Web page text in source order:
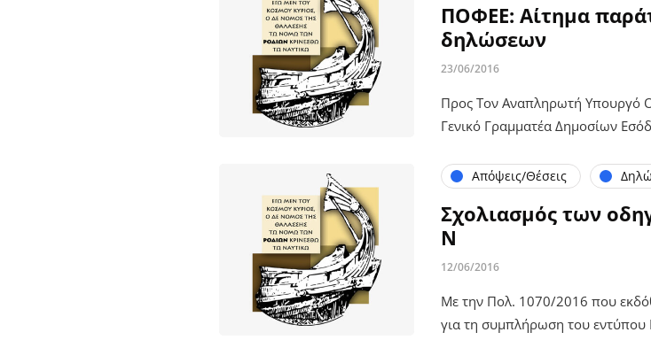
ΠΟΦΕΕ: Αίτημα
δηλώσεων
23/06/2016
Προς Τον Αναπληρωτή Υπουργό
Γενικό Γραμματέα Δημοσίων
Απόψεις/Θέσεις
Σχολιασμός των
Ν
12/06/2016
Με την Πολ. 1070/2016 που
για τη συμπλήρωση του